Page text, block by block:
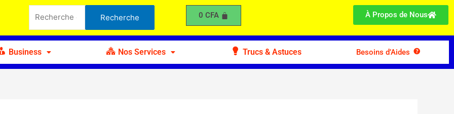
pour :
Recherche 0 CFA À Propos de Nous
Business Nos Services Trucs & Astuces Besoins d’Aides